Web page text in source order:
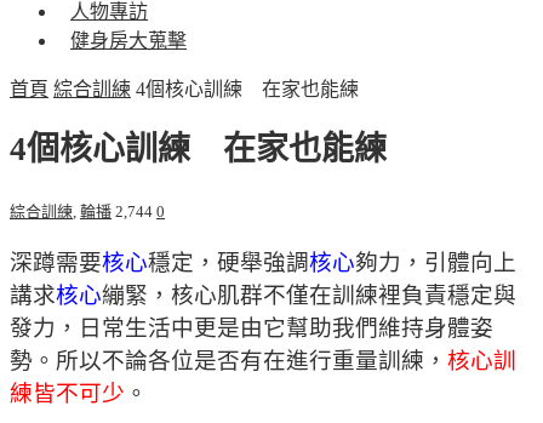
人物專訪
健身房大蒐擊
首頁 綜合訓練 4個核心訓練 在家也能練
4個核心訓練 在家也能練
綜合訓練 輪播 2,744 0
深蹲需要核心穩定，硬舉強調核心夠力，引體向上
講求核心繃緊，核心肌群不僅在訓練裡負責穩定與
發力，日常生活中更是由它幫助我們維持身體姿
勢。所以不論各位是否有在進行重量訓練， 核心訓
練皆不可少 。